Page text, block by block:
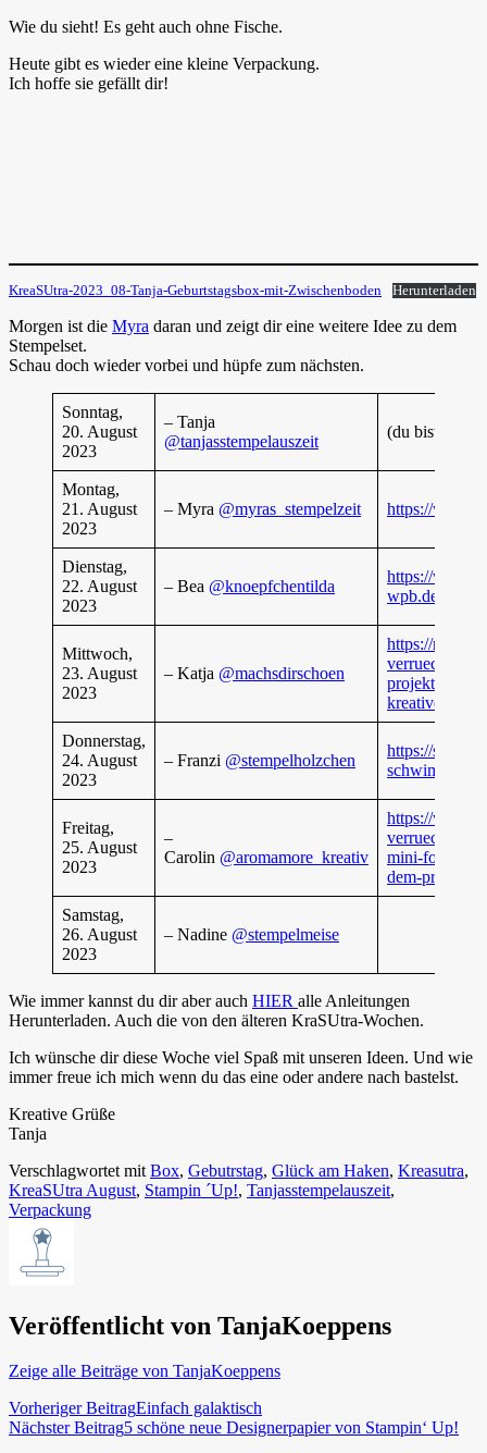
Wie du sieht! Es geht auch ohne Fische.
Heute gibt es wieder eine kleine Verpackung.
Ich hoffe sie gefällt dir!
KreaSUtra-2023_08-Tanja-Geburtstagsbox-mit-Zwischenboden Herunterladen
Morgen ist die Myra daran und zeigt dir eine weitere Idee zu dem
Stempelset.
Schau doch wieder vorbei und hüpfe zum nächsten.
Sonntag,
20. August
2023
– Tanja
@tanjasstempelauszeit
(du bist
Montag,
21. August
2023
– Myra @myras_stempelzeit https://
Dienstag,
22. August
2023
– Bea @knoepfchentilda
https://
wpb.de/post/
Mittwoch,
23. August
2023
– Katja @machsdirschoen
https://
verrueckt-
projekte-mit-
kreativen-
Donnerstag,
24. August
2023
– Franzi @stempelholzchen
https://
Freitag,
25. August
2023
–
Carolin @aromamore_kreativ
https://
verrueckt-
mini-
dem-
Samstag,
26. August
2023
– Nadine @stempelmeise
Wie immer kannst du dir aber auch HIER alle Anleitungen
Herunterladen. Auch die von den älteren KraSUtra-Wochen.
Ich wünsche dir diese Woche viel Spaß mit unseren Ideen. Und wie
immer freue ich mich wenn du das eine oder andere nach bastelst.
Kreative Grüße
Tanja
Verschlagwortet mit Box, Gebutrstag, Glück am Haken, Kreasutra,
KreaSUtra August, Stampin ´Up!, Tanjasstempelauszeit,
Verpackung
Veröffentlicht von TanjaKoeppens
Zeige alle Beiträge von TanjaKoeppens
Beitragsnavigation
Vorheriger BeitragEinfach galaktisch
Nächster Beitrag5 schöne neue Designerpapier von Stampin‘ Up!